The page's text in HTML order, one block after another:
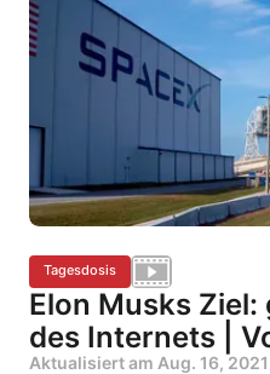
Tagesdosis
Elon Musks
des Internets |
Aktualisiert am Aug. 16, 2021